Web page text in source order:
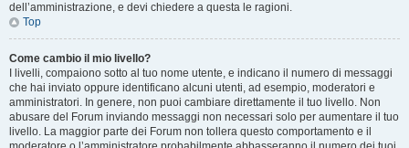
dell’amministrazione, e devi chiedere a questa le ragioni.
Top
Come cambio il mio livello?
I livelli, compaiono sotto al tuo nome utente, e indicano il numero di messaggi
che hai inviato oppure identificano alcuni utenti, ad esempio, moderatori e
amministratori. In genere, non puoi cambiare direttamente il tuo livello. Non
abusare del Forum inviando messaggi non necessari solo per aumentare il tuo
livello. La maggior parte dei Forum non tollera questo comportamento e il